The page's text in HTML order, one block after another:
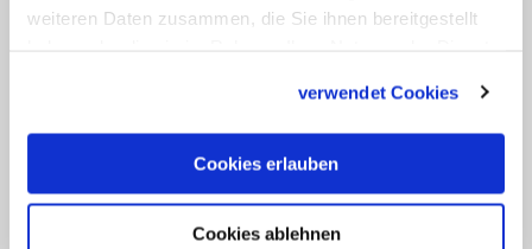
weiteren Daten zusammen, die Sie ihnen bereitgestellt
verwendet Cookies
Cookies erlauben
Cookies ablehnen
Eingangshalle der Kathedrale über eine
und eine katakombenartige Atmosphäre
ausstrahlt, beherbergt neben dem
Taufbecken einen Raum mit den Gräbern
der bisherigen Berliner Bischöfe,
mehrere Kapellen – unter anderem